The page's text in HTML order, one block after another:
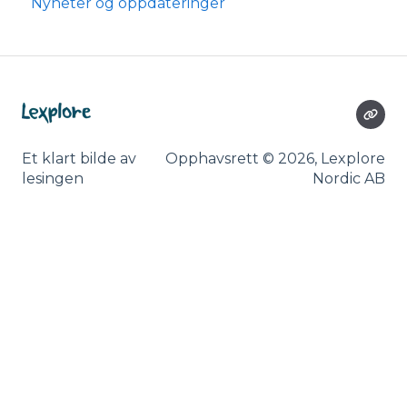
Information till vårdnadshavare
Et klart bilde av
lesingen
Opphavsrett © 2026, Lexplore
Nordic AB